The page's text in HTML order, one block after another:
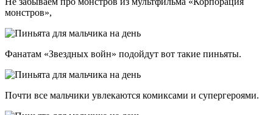
монстров»,
Фанатам «Звездных войн» подойдут вот такие пиньяты.
Почти все мальчики увлекаются комиксами и супергероями.